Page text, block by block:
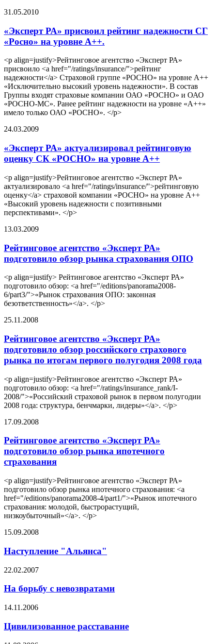
31.05.2010
«Эксперт РА» присвоил рейтинг надежности СГ
«Росно» на уровне А++.
<p align=justify>Рейтинговое агентство «Эксперт РА»
присвоило <a href="/ratings/insurance/">рейтинг
надежности</a> Страховой группе «РОСНО» на уровне А++
«Исключительно высокий уровень надежности». В состав
Группы входят страховые компании ОАО «РОСНО» и ОАО
«РОСНО-МС». Ранее рейтинг надежности на уровне «А++»
имело только ОАО «РОСНО». </p>
24.03.2009
«Эксперт РА» актуализировал рейтинговую
оценку СК «РОСНО» на уровне А++
<p align=justify>Рейтинговое агентство «Эксперт РА»
актуализировало <a href="/ratings/insurance/">рейтинговую
оценку</a> страховой компании «РОСНО» на уровне А++
«Высокий уровень надежности с позитивными
перспективами». </p>
13.03.2009
Рейтинговое агентство «Эксперт РА»
подготовило обзор рынка страхования ОПО
<p align=justify> Рейтинговое агентство «Эксперт РА»
подготовило обзор: <a href="/editions/panorama2008-
6/part3/">«Рынок страхования ОПО: законная
безответственность»</a>. </p>
25.11.2008
Рейтинговое агентство «Эксперт РА»
подготовило обзор российского страхового
рынка по итогам первого полугодия 2008 года
<p align=justify>Рейтинговое агентство «Эксперт РА»
подготовило обзор: <a href="/ratings/insurance_rank/I-
2008/">«Российский страховой рынок в первом полугодии
2008 года: структура, бенчмарки, лидеры»</a>. </p>
17.09.2008
Рейтинговое агентство «Эксперт РА»
подготовило обзор рынка ипотечного
страхования
<p align=justify>Рейтинговое агентство «Эксперт РА»
подготовило обзор рынка ипотечного страхования: <a
href="/editions/panorama2008-4/part1/">«Рынок ипотечного
страхования: молодой, быстрорастущий,
низкоубыточный»</a>. </p>
15.09.2008
Наступление "Альянса"
22.02.2007
На борьбу с невозвратами
14.11.2006
Цивилизованное расставание